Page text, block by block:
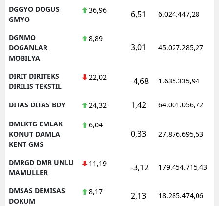
DGGYO DOGUS
GMYO
36,96 6,51 6.024.447,28
DGNMO
DOGANLAR
MOBILYA
8,89
3,01 45.027.285,27
DIRIT DIRITEKS
DIRILIS TEKSTIL
22,02 -4,68 1.635.335,94
DITAS DITAS BDY 24,32 1,42 64.001.056,72
DMLKTG EMLAK
KONUT DAMLA
KENT GMS
6,04
0,33 27.876.695,53
DMRGD DMR UNLU
MAMULLER
11,19 -3,12 179.454.715,43
DMSAS DEMISAS
DOKUM
8,17 2,13 18.285.474,06